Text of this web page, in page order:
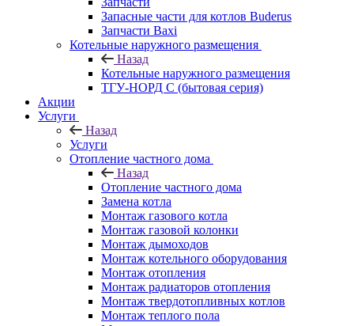
Запасные части для котлов Buderus
Запчасти Baxi
Котельные наружного размещения
Назад
Котельные наружного размещения
ТГУ-НОРД С (бытовая серия)
Акции
Услуги
Назад
Услуги
Отопление частного дома
Назад
Отопление частного дома
Замена котла
Монтаж газового котла
Монтаж газовой колонки
Монтаж дымоходов
Монтаж котельного оборудования
Монтаж отопления
Монтаж радиаторов отопления
Монтаж твердотопливных котлов
Монтаж теплого пола